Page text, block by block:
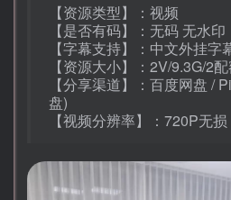
【资源类型】：视频
【是否有码】：无码 无水印
【字幕支持】：中文外挂字
【资源大小】：2V/9.3G/2
【分享渠道】：百度网盘 /
盘)
【视频分辨率】：720P无损